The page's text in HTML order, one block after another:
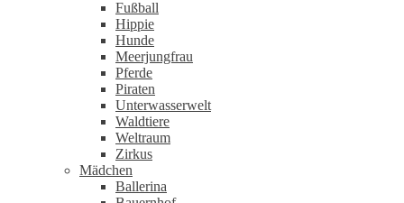
Fußball
Hippie
Hunde
Meerjungfrau
Pferde
Piraten
Unterwasserwelt
Waldtiere
Weltraum
Zirkus
Mädchen
Ballerina